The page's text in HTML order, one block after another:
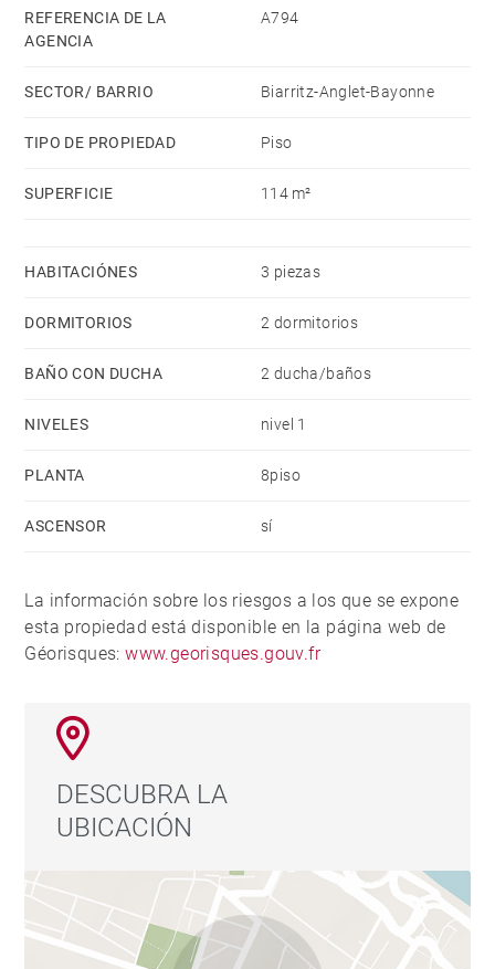
estilo "marinero".
Una plaza de aparcamiento cubierta y un sótano
completan esta propiedad excepcional.
Impuesto a Hacienda de 1.641 €.
conserva el usufructo.
REFERENCIA DE LA
AGENCIA
A794
SECTOR/ BARRIO Biarritz-Anglet-Bayonne
TIPO DE PROPIEDAD Piso
SUPERFICIE 114 m²
HABITACIÓNES 3 piezas
DORMITORIOS 2 dormitorios
BAÑO CON DUCHA 2 ducha/baños
NIVELES nivel 1
PLANTA 8piso
ASCENSOR sí
La información sobre los riesgos a los que se expone
esta propiedad está disponible en la página web de
Géorisques:www.georisques.gouv.fr
DESCUBRA LA
UBICACIÓN